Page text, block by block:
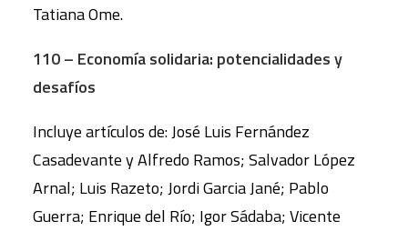
Tatiana Ome.
110 – Economía solidaria: potencialidades y
desafíos
Incluye artículos de: José Luis Fernández
Casadevante y Alfredo Ramos; Salvador López
Arnal; Luis Razeto; Jordi Garcia Jané; Pablo
Guerra; Enrique del Río; Igor Sádaba; Vicente